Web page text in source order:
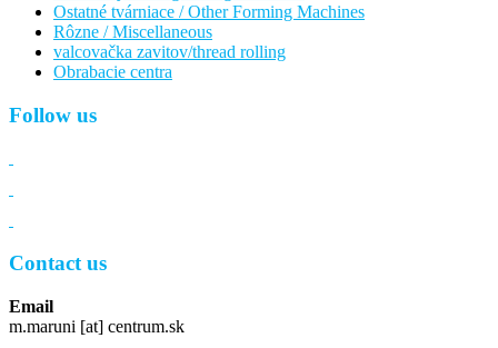
Ostatné tvárniace / Other Forming Machines
Rôzne / Miscellaneous
valcovačka zavitov/thread rolling
Obrabacie centra
Follow us
Contact us
Email
m.maruni [at] centrum.sk